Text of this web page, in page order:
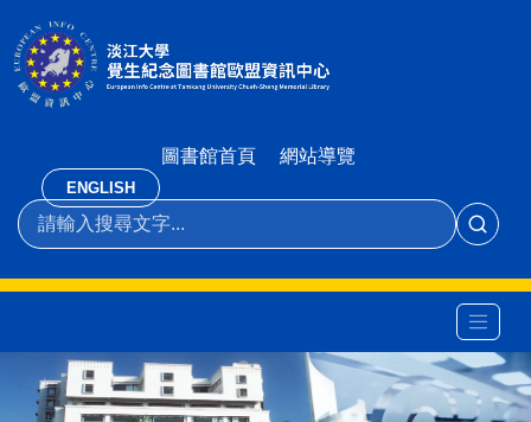
圖書館首頁 網站導覽
ENGLISH